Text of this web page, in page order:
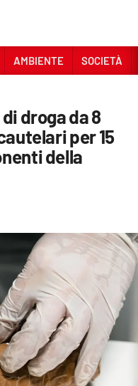
AMBIENTE SOCIETÀ
droga da 8
per 15
della